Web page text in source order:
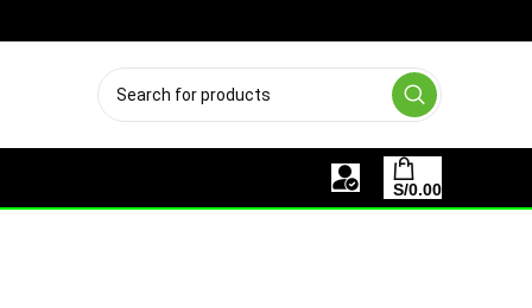
S/0.00